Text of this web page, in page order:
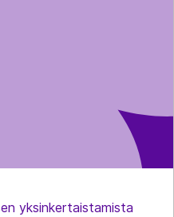
yksinkertaistamista